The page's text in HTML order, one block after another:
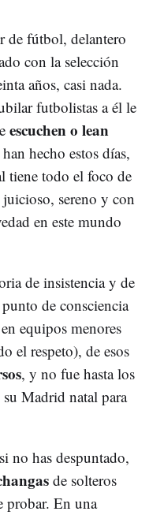
de fútbol, delantero
con la selección
años, casi nada.
futbolistas a él le
escuchen o lean
hecho estos días,
tiene todo el foco de
sereno y con
en este mundo
de insistencia y de
de consciencia
equipos menores
el respeto), de esos
, y no fue hasta los
Madrid natal para
no has despuntado,
de solteros
probar. En una